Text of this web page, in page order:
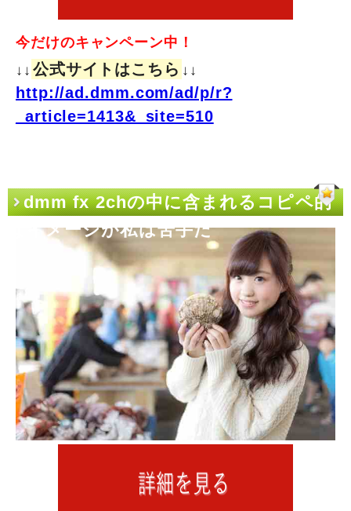
今だけのキャンペーン中！
↓↓ 公式サイトはこちら ↓↓
http://ad.dmm.com/ad/p/r?
_article=1413&_site=510
dmm fx 2chの中に含まれるコピペ的
なイメージが私は苦手だ